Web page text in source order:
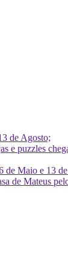
de Agosto;
e puzzles
de Maio e 13
de Mateus